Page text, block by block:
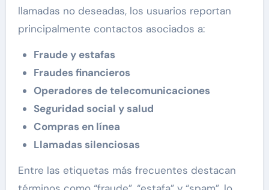
llamadas no deseadas, los usuarios reportan
principalmente contactos asociados a:
Fraude y estafas
Fraudes financieros
Operadores de telecomunicaciones
Seguridad social y salud
Compras en línea
Llamadas silenciosas
Entre las etiquetas más frecuentes destacan